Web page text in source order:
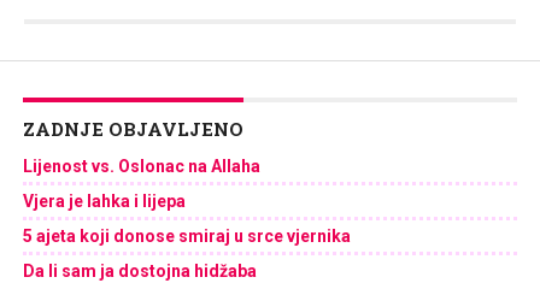
ZADNJE OBJAVLJENO
Lijenost vs. Oslonac na Allaha
Vjera je lahka i lijepa
5 ajeta koji donose smiraj u srce vjernika
Da li sam ja dostojna hidžaba